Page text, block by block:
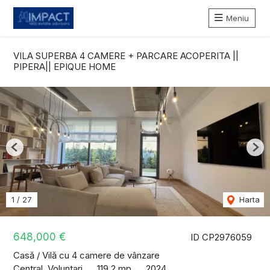
Meniu
VILA SUPERBA 4 CAMERE + PARCARE ACOPERITA ||
PIPERA|| EPIQUE HOME
ID CP2976059
648,000 €
Casă / Vilă cu 4 camere de vânzare
1 / 27 Harta
Previous